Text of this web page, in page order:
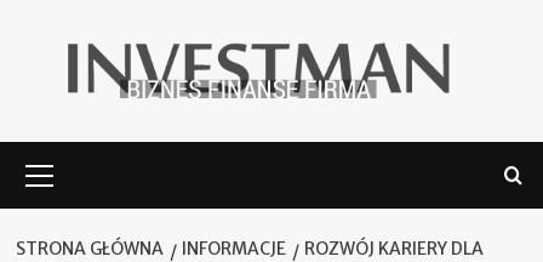
główne
STRONA GŁÓWNA INFORMACJE
ROZWÓJ KARIERY DLA